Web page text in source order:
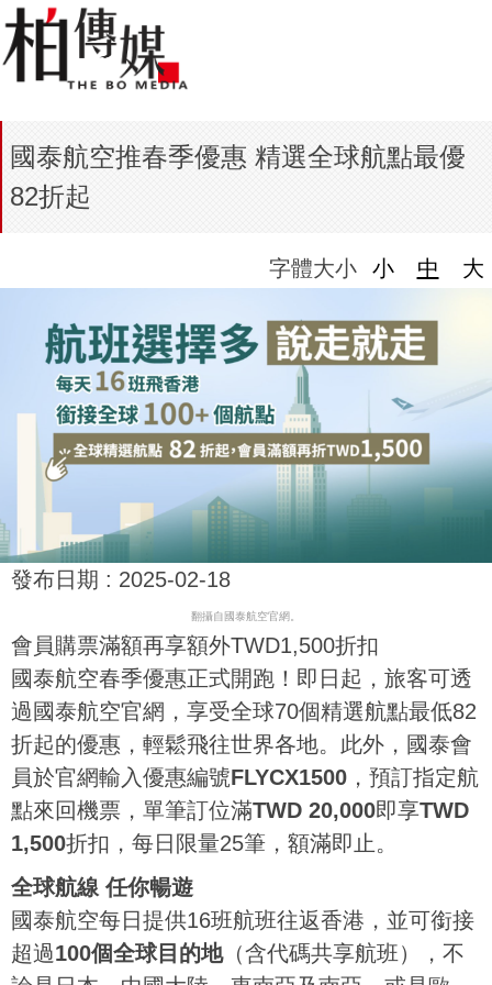
國泰航空推春季優惠 精選全球航點最優
82折起
字體大小 小 中 大
發布日期 : 2025-02-18
翻攝自國泰航空官網。
會員購票滿額再享額外TWD1,500折扣
國泰航空春季優惠正式開跑！即日起，旅客可透
過國泰航空官網，享受全球70個精選航點最低82
折起的優惠，輕鬆飛往世界各地。此外，國泰會
員於官網輸入優惠編號FLYCX1500 ，預訂指定航
點來回機票，單筆訂位滿TWD 20,000即享TWD
1,500折扣，每日限量25筆，額滿即止。
全球航線 任你暢遊
國泰航空每日提供16班航班往返香港，並可銜接
超過100個全球目的地（含代碼共享航班），不